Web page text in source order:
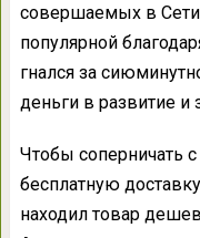
совершаемых в
популярной
гнался за
деньги в развитие
Чтобы соперничать
бесплатную
находил товар